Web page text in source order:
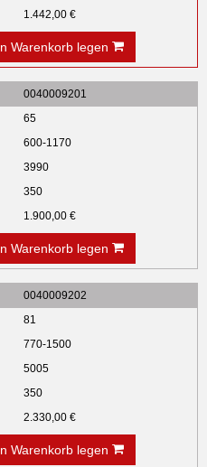
1.442,00 €
Warenkorb legen
0040009201
65
600-1170
3990
350
1.900,00 €
Warenkorb legen
0040009202
81
770-1500
5005
350
2.330,00 €
Warenkorb legen